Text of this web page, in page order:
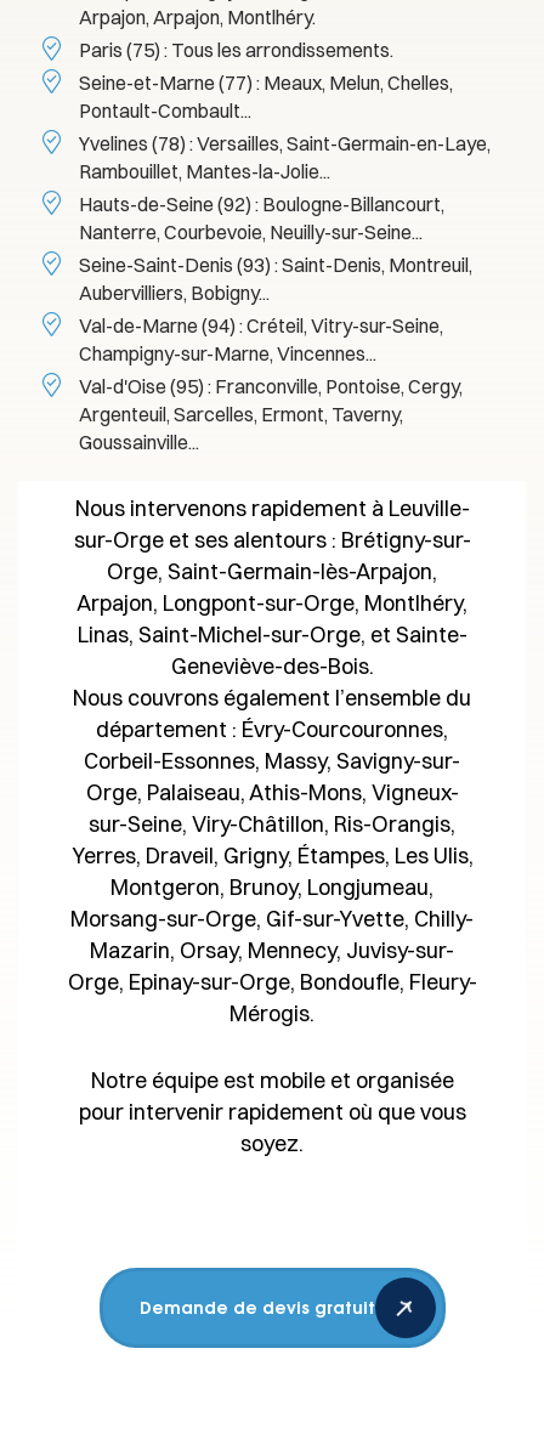
Arpajon, Arpajon, Montlhéry.
Paris (75) : Tous les arrondissements.
Seine-et-Marne (77) : Meaux, Melun, Chelles,
Pontault-Combault...
Yvelines (78) : Versailles, Saint-Germain-en-Laye,
Rambouillet, Mantes-la-Jolie...
Hauts-de-Seine (92) : Boulogne-Billancourt,
Nanterre, Courbevoie, Neuilly-sur-Seine...
Seine-Saint-Denis (93) : Saint-Denis, Montreuil,
Aubervilliers, Bobigny...
Val-de-Marne (94) : Créteil, Vitry-sur-Seine,
Champigny-sur-Marne, Vincennes...
Val-d'Oise (95) : Franconville, Pontoise, Cergy,
Argenteuil, Sarcelles, Ermont, Taverny,
Goussainville...
Nous intervenons rapidement à Leuville-
sur-Orge et ses alentours : Brétigny-sur-
Orge, Saint-Germain-lès-Arpajon,
Arpajon, Longpont-sur-Orge, Montlhéry,
Linas, Saint-Michel-sur-Orge, et Sainte-
Geneviève-des-Bois.
Nous couvrons également l’ensemble du
département : Évry-Courcouronnes,
Corbeil-Essonnes, Massy, Savigny-sur-
Orge, Palaiseau, Athis-Mons, Vigneux-
sur-Seine, Viry-Châtillon, Ris-Orangis,
Yerres, Draveil, Grigny, Étampes, Les Ulis,
Montgeron, Brunoy, Longjumeau,
Morsang-sur-Orge, Gif-sur-Yvette, Chilly-
Mazarin, Orsay, Mennecy, Juvisy-sur-
Orge, Epinay-sur-Orge, Bondoufle, Fleury-
Mérogis.
Notre équipe est mobile et organisée
pour intervenir rapidement où que vous
soyez.
Demande de devis gratuit